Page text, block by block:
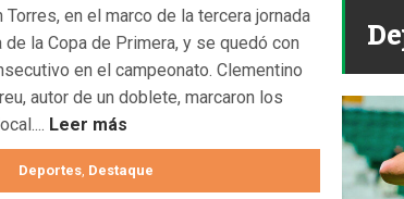
en el marco de la tercera jornada
de la Copa de Primera, y se quedó con
en el campeonato. Clementino
autor de un doblete, marcaron los
Leer más
Deportes Destaque